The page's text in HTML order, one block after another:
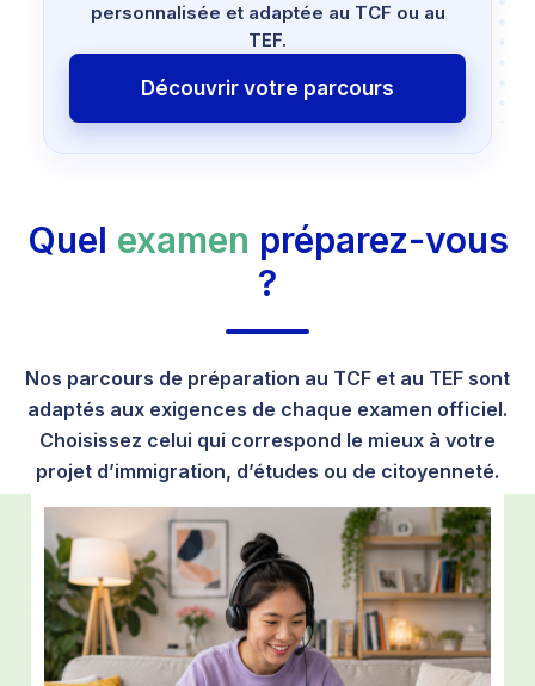
personnalisée et adaptée au TCF ou au
TEF.
Découvrir votre parcours
Quel examen préparez-vous
?
Nos parcours de préparation au TCF et au TEF sont
adaptés aux exigences de chaque examen officiel.
Choisissez celui qui correspond le mieux à votre
projet d’immigration, d’études ou de citoyenneté.